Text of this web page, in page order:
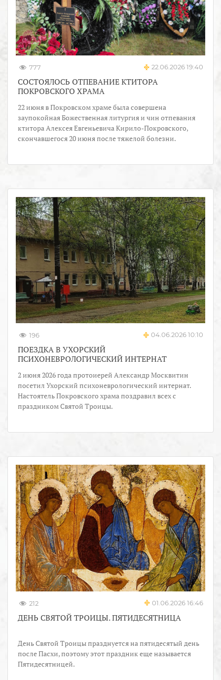
777 22.06.2026 19:40
СОСТОЯЛОСЬ ОТПЕВАНИЕ КТИТОРА
ПОКРОВСКОГО ХРАМА
22 июня в Покровском храме была совершена
заупокойная Божественная литургия и чин отпевания
ктитора Алексея Евгеньевича Кирило-Покровского,
скончавшегося 20 июня после тяжелой болезни.
196 04.06.2026 10:10
ПОЕЗДКА В УХОРСКИЙ
ПСИХОНЕВРОЛОГИЧЕСКИЙ ИНТЕРНАТ
2 июня 2026 года протоиерей Александр Москвитин
посетил Ухорский психоневрологический интернат.
Настоятель Покровского храма поздравил всех с
праздником Святой Троицы.
212 01.06.2026 16:46
ДЕНЬ СВЯТОЙ ТРОИЦЫ. ПЯТИДЕСЯТНИЦА
День Святой Троицы празднуется на пятидесятый день
после Пасхи, поэтому этот праздник еще называется
Пятидесятницей.